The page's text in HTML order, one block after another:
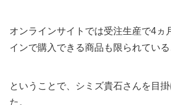
オンラインサイトでは受注生産で4ヵ
インで購入できる商品も限られてい
ということで、シミズ貴石さんを目
た。